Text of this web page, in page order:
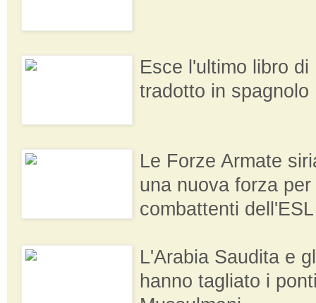
Esce l'ultimo libro di
tradotto in spagnolo
Le Forze Armate
una nuova forza
combattenti dell'ESL
L'Arabia Saudita e
hanno tagliato i